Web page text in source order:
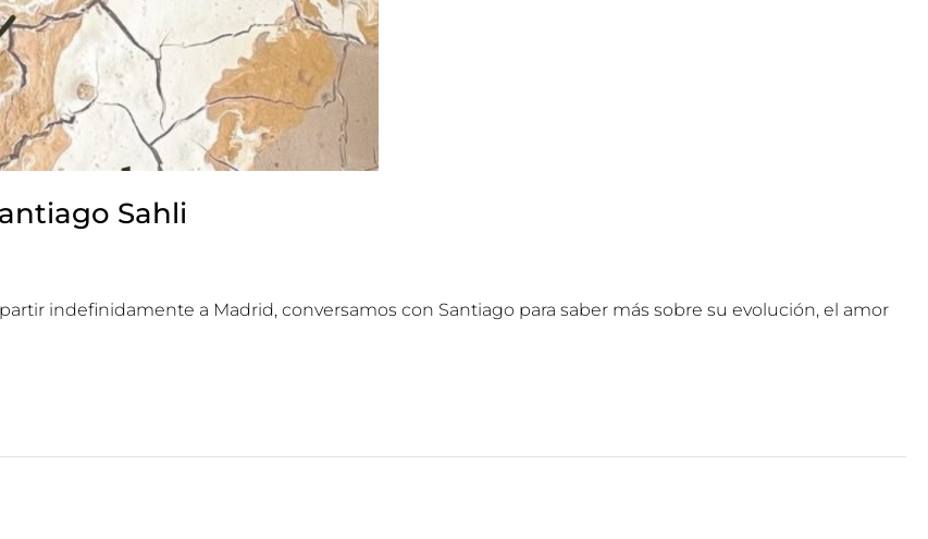
Sahli
indefinidamente a Madrid, conversamos con Santiago para saber más sobre su evolución, el amor